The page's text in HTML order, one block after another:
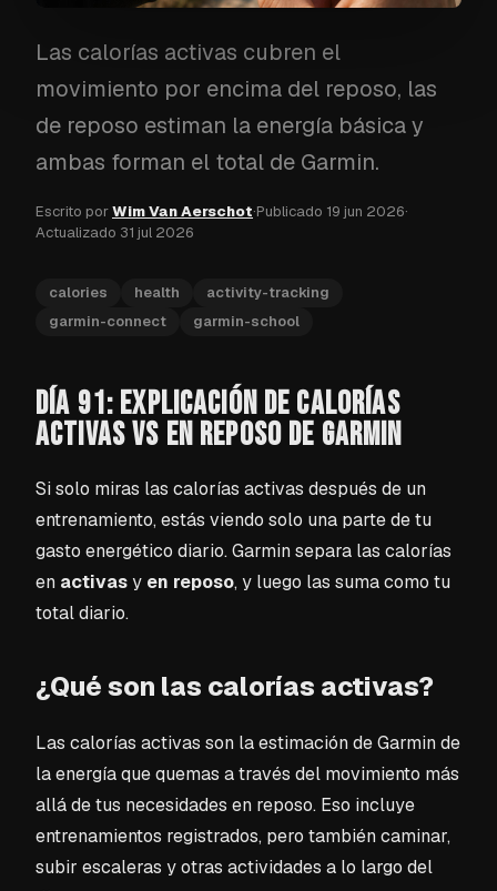
Las calorías activas cubren el
movimiento por encima del reposo, las
de reposo estiman la energía básica y
ambas forman el total de Garmin.
Escrito porWim Van Aerschot·Publicado 19 jun 2026·
Actualizado 31 jul 2026
calories health
activity-tracking
garmin-connect
garmin-school
DÍA 91: EXPLICACIÓN DE CALORÍAS
ACTIVAS VS EN REPOSO DE GARMIN
Si solo miras las calorías activas después de un
entrenamiento, estás viendo solo una parte de tu
gasto energético diario. Garmin separa las calorías
en activasy en reposo, y luego las suma como tu
total diario.
¿Qué son las calorías activas?
Las calorías activas son la estimación de Garmin de
la energía que quemas a través del movimiento más
allá de tus necesidades en reposo. Eso incluye
entrenamientos registrados, pero también caminar,
subir escaleras y otras actividades a lo largo del